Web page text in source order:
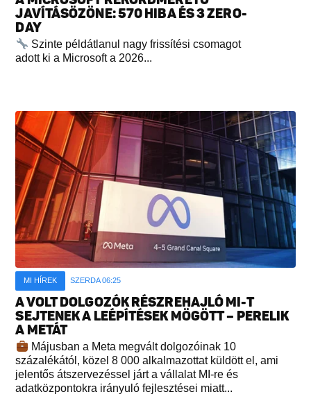
JAVÍTÁSÖZÖNE: 570 HIBA ÉS 3 ZERO-
DAY
Szinte példátlanul nagy frissítési csomagot
adott ki a Microsoft a 2026...
MI HÍREK SZERDA 06:25
A VOLT DOLGOZÓK RÉSZREHAJLÓ MI-T
SEJTENEK A LEÉPÍTÉSEK MÖGÖTT – PERELIK
A METÁT
Májusban a Meta megvált dolgozóinak 10
százalékától, közel 8 000 alkalmazottat küldött el, ami
jelentős átszervezéssel járt a vállalat MI-re és
adatközpontokra irányuló fejlesztései miatt...